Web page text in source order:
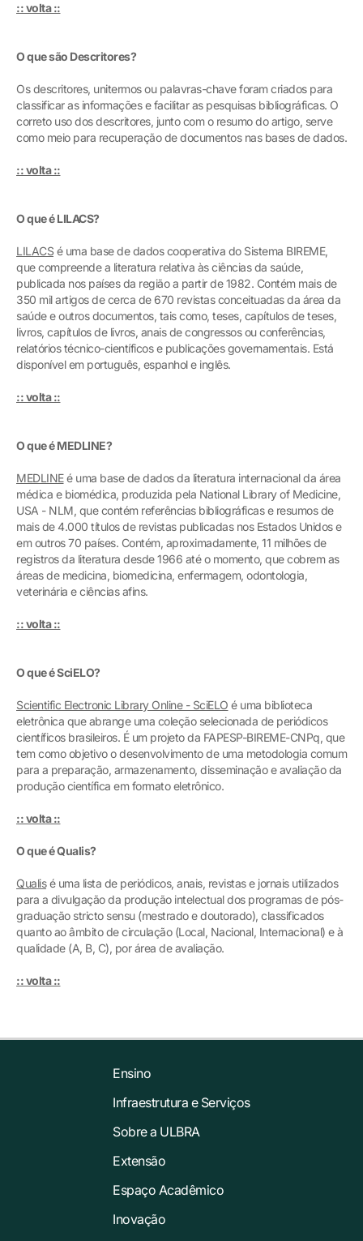
:: volta ::
O que são Descritores?
Os descritores, unitermos ou palavras-chave foram criados para
classificar as informações e facilitar as pesquisas bibliográficas. O
correto uso dos descritores, junto com o resumo do artigo, serve
como meio para recuperação de documentos nas bases de dados.
:: volta ::
O que é LILACS?
LILACS é uma base de dados cooperativa do Sistema BIREME,
que compreende a literatura relativa às ciências da saúde,
publicada nos países da região a partir de 1982. Contém mais de
350 mil artigos de cerca de 670 revistas conceituadas da área da
saúde e outros documentos, tais como, teses, capítulos de teses,
livros, capítulos de livros, anais de congressos ou conferências,
relatórios técnico-científicos e publicações governamentais. Está
disponível em português, espanhol e inglês.
:: volta ::
O que é MEDLINE?
MEDLINEé uma base de dados da literatura internacional da área
médica e biomédica, produzida pela National Library of Medicine,
USA - NLM, que contém referências bibliográficas e resumos de
mais de 4.000 títulos de revistas publicadas nos Estados Unidos e
em outros 70 países. Contém, aproximadamente, 11 milhões de
registros da literatura desde 1966 até o momento, que cobrem as
áreas de medicina, biomedicina, enfermagem, odontologia,
veterinária e ciências afins.
:: volta ::
O que é SciELO?
Scientific Electronic Library Online - SciELO é uma biblioteca
eletrônica que abrange uma coleção selecionada de periódicos
científicos brasileiros. É um projeto da FAPESP-BIREME-CNPq, que
tem como objetivo o desenvolvimento de uma metodologia comum
para a preparação, armazenamento, disseminação e avaliação da
produção científica em formato eletrônico.
:: volta ::
O que é Qualis?
Qualisé uma lista de periódicos, anais, revistas e jornais utilizados
para a divulgação da produção intelectual dos programas de pós-
graduação stricto sensu (mestrado e doutorado), classificados
quanto ao âmbito de circulação (Local, Nacional, Internacional) e à
qualidade (A, B, C), por área de avaliação.
:: volta ::
Ensino
Infraestrutura e Serviços
Sobre a ULBRA
Extensão
Espaço Acadêmico
Inovação